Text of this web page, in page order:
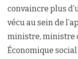
convaincre plus
vécu au sein de
ministre, ministre
Économique